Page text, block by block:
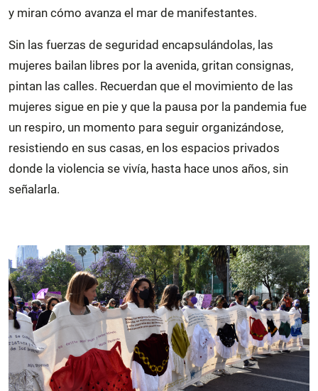
y miran cómo avanza el mar de manifestantes.
Sin las fuerzas de seguridad encapsulándolas, las
mujeres bailan libres por la avenida, gritan consignas,
pintan las calles. Recuerdan que el movimiento de las
mujeres sigue en pie y que la pausa por la pandemia fue
un respiro, un momento para seguir organizándose,
resistiendo en sus casas, en los espacios privados
donde la violencia se vivía, hasta hace unos años, sin
señalarla.